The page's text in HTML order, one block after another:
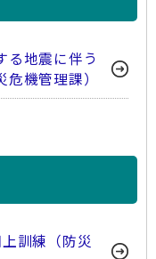
る地震に伴う
機管理課）
訓練（防災